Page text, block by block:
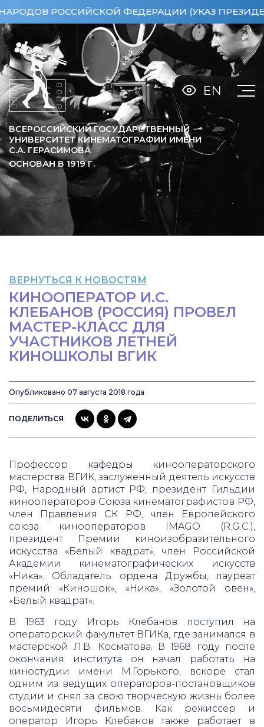
РОССИЙСКОЙ ФЕДЕРАЦИИ (УКАЗ ПРЕЗИДЕНТА
ВСЕРОССИЙСКИЙ ГОСУДАРСТВЕННЫЙ
УНИВЕРСИТЕТ КИНЕМАТОГРАФИИ ИМЕНИ
С.А. ГЕРАСИМОВА
ОСНОВАН В 1919Г.
EN
ВЕРНУТЬСЯ К НОВОСТЯМ
КИНООПЕРАТОР И.С.
КЛЕБАНОВ (РОССИЯ) ПРОВЕЛ
МАСТЕР-КЛАСС ДЛЯ
УЧАСТНИКОВ ЛЕТНЕЙ
КИНОШКОЛЫ ВГИК
Опубликовано 07 августа 2018 года
ПОДЕЛИТЬСЯ
Профессор кафедры кинооператорского
мастерства ВГИК, заслуженный деятель искусств
РФ, Народный артист РФ, президент Гильдии
кинооператоров Союза кинематографистов РФ,
член Правления СК РФ, член Европейского
союза кинооператоров IMAGO (R.G.C.),
президент Премии киноизобразительного
искусства «Белый квадрат», член Российской
Академии кинематографических искусств
«Ника». Обладатель ордена Дружбы, лауреат
премий «Киношок», «Ника», «Золотой овен»,
«Белый квадрат».
В 1963 году Игорь Клебанов поступил на
операторский факультет ВГИКа, где занимался в
мастерской Л.В. Косматова. В 1968 году после
окончания института он начал работать на
киностудии имени М.Горького, вскоре стал
одним из ведущих операторов-постановщиков
студии и снял за свою творческую жизнь более
восьмидесяти фильмов. Как режиссёр и
оператор Игорь Клебанов также работает в